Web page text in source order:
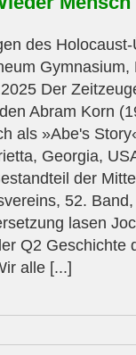
des
Der
Abram Korn
als »Abe's
Georgia,
der
52.
lasen
Q2 Geschichte
alle [...]